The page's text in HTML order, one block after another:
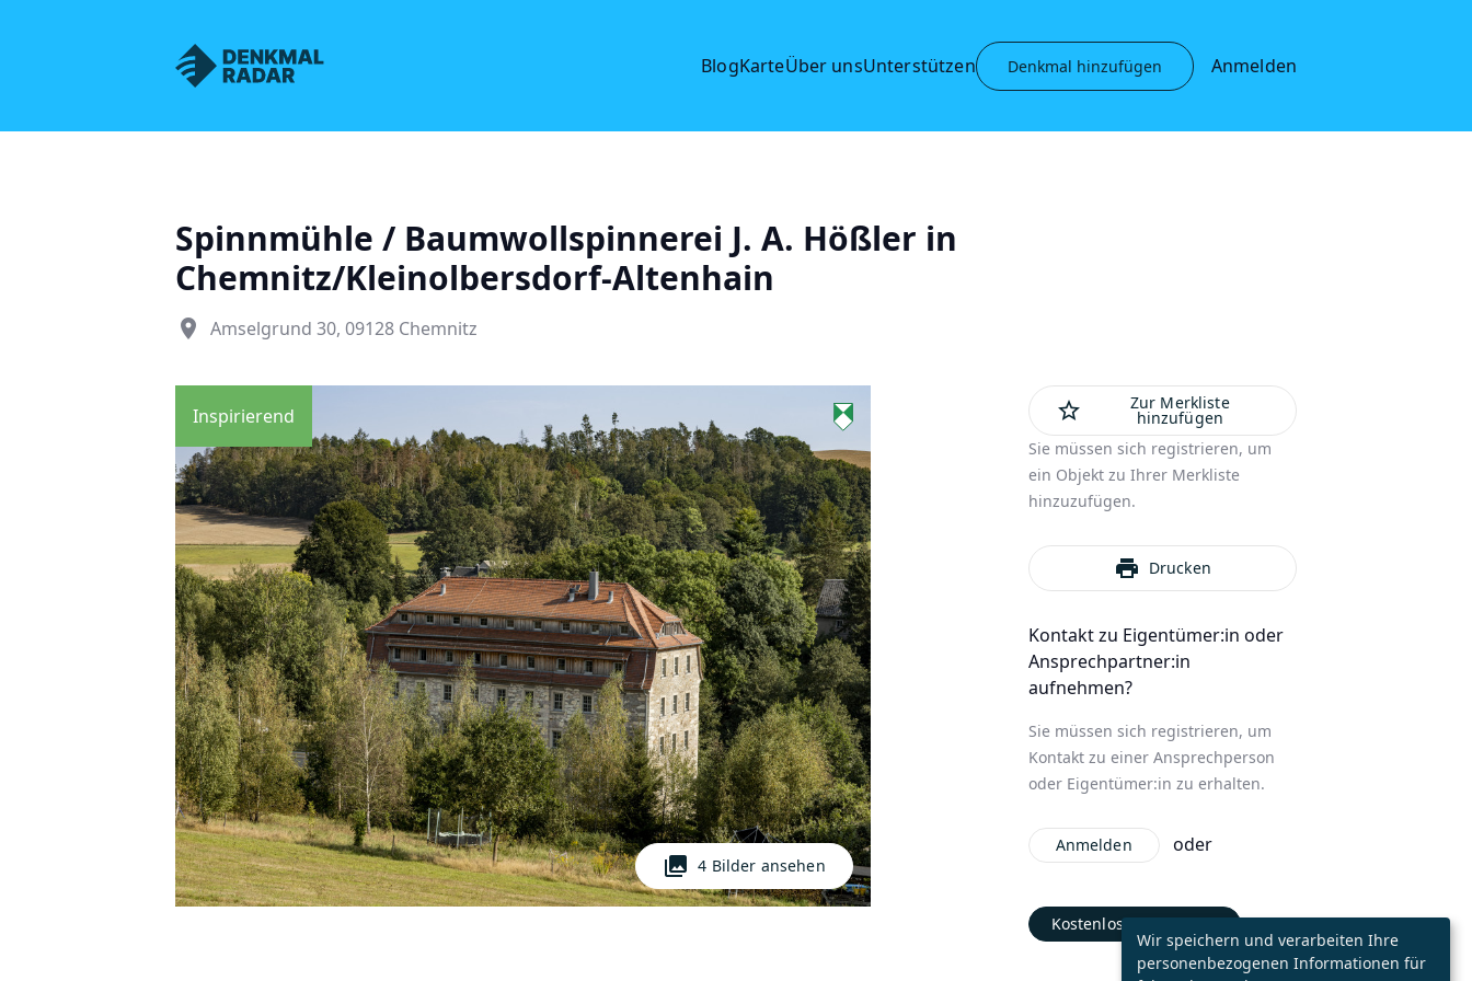
Denkmalnetz Sachsen BlogKarteÜber unsUnterstützen Denkmal hinzufügen Anmelden
Spinnmühle / Baumwollspinnerei J. A. Hößler in
Chemnitz/Kleinolbersdorf-Altenhain
place Amselgrund 30, 09128 Chemnitz
photo_library 4 Bilder ansehen
Inspirierend star_outline Zur Merkliste
hinzufügen
Sie müssen sich registrieren, um
ein Objekt zu Ihrer Merkliste
hinzuzufügen.
print Drucken
Kontakt zu Eigentümer:in oder
Ansprechpartner:in
aufnehmen?
Sie müssen sich registrieren, um
Kontakt zu einer Ansprechperson
oder Eigentümer:in zu erhalten.
Anmelden oder
Kostenlos registrieren
Wir speichern und verarbeiten Ihre
personenbezogenen Informationen für